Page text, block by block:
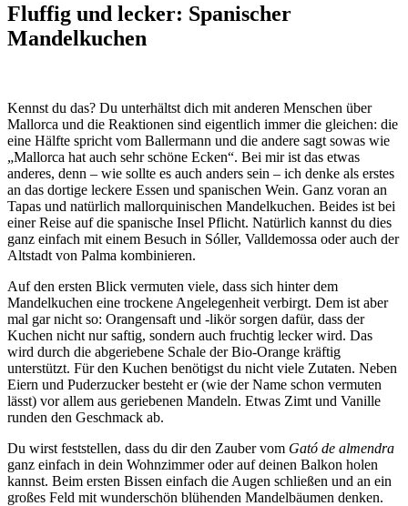
Fluffig und lecker: Spanischer
Mandelkuchen
Kennst du das? Du unterhältst dich mit anderen Menschen über
Mallorca und die Reaktionen sind eigentlich immer die gleichen: die
eine Hälfte spricht vom Ballermann und die andere sagt sowas wie
„Mallorca hat auch sehr schöne Ecken“. Bei mir ist das etwas
anderes, denn – wie sollte es auch anders sein – ich denke als erstes
an das dortige leckere Essen und spanischen Wein. Ganz voran an
Tapas und natürlich mallorquinischen Mandelkuchen. Beides ist bei
einer Reise auf die spanische Insel Pflicht. Natürlich kannst du dies
ganz einfach mit einem Besuch in Sóller, Valldemossa oder auch der
Altstadt von Palma kombinieren.
Auf den ersten Blick vermuten viele, dass sich hinter dem
Mandelkuchen eine trockene Angelegenheit verbirgt. Dem ist aber
mal gar nicht so: Orangensaft und -likör sorgen dafür, dass der
Kuchen nicht nur saftig, sondern auch fruchtig lecker wird. Das
wird durch die abgeriebene Schale der Bio-Orange kräftig
unterstützt. Für den Kuchen benötigst du nicht viele Zutaten. Neben
Eiern und Puderzucker besteht er (wie der Name schon vermuten
lässt) vor allem aus geriebenen Mandeln. Etwas Zimt und Vanille
runden den Geschmack ab.
Du wirst feststellen, dass du dir den Zauber vom Gató de almendra
ganz einfach in dein Wohnzimmer oder auf deinen Balkon holen
kannst. Beim ersten Bissen einfach die Augen schließen und an ein
großes Feld mit wunderschön blühenden Mandelbäumen denken.